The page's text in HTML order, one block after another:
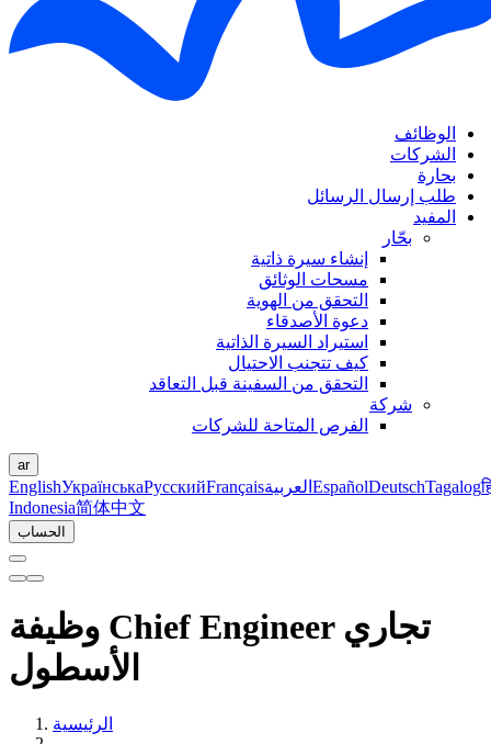
الوظائف
الشركات
بحارة
طلب إرسال الرسائل
المفيد
بحّار
إنشاء سيرة ذاتية
مسحات الوثائق
التحقق من الهوية
دعوة الأصدقاء
استيراد السيرة الذاتية
كيف تتجنب الاحتيال
التحقق من السفينة قبل التعاقد
شركة
الفرص المتاحة للشركات
ar
EnglishУкраїнськаРусскийFrançaisالعربية EspañolDeutschTagalog
Indonesia简体中文
الحساب
وظيفة Chief Engineer تجاري
الأسطول
الرئيسية